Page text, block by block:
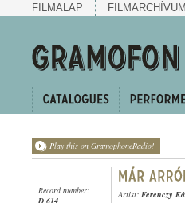
FILMALAP FILMARCHÍVUM
Play this on GramophoneRadio!
Record number:
D 614
Artist: Ferenczy